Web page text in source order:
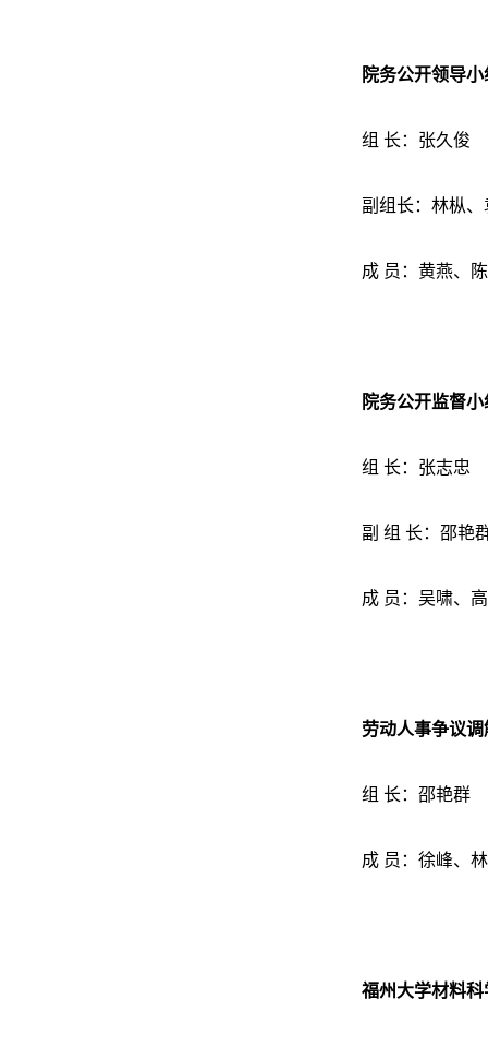
院务公开领导小
组 长：张久俊
副组长：林枞
成 员：黄燕、
院务公开监督小
组 长：张志忠
副 组 长：邵艳
成 员：吴啸、
劳动人事争议调
组 长：邵艳群
成 员：徐峰、
福州大学材料